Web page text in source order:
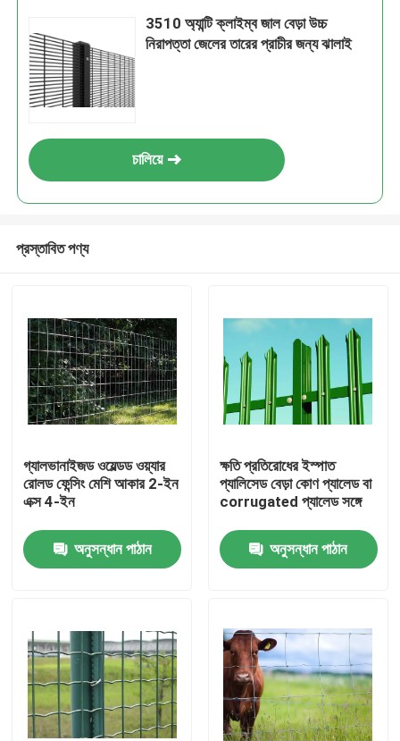
পণ্য
আমাদের সম্বন্ধে
3510 অ্যান্টি ক্লাইম্ব জাল বেড়া উচ্চ
নিরাপত্তা জেলের তারের প্রাচীর জন্য ঝালাই
চালিয়ে
প্রস্তাবিত পণ্য
গ্যালভানাইজড ওয়েল্ডড ওয়্যার
রোলড ফেন্সিং মেশি আকার 2-ইন
এক্স 4-ইন
অনুসন্ধান পাঠান
ক্ষতি প্রতিরোধের ইস্পাত
প্যালিসেড বেড়া কোণ প্যালেড বা
corrugated প্যালেড সঙ্গে
অনুসন্ধান পাঠান